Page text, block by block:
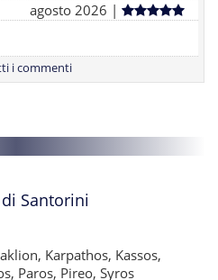
agosto 2026 |
i commenti
Santorini
, Karpathos, Kassos,
, Paros, Pireo, Syros